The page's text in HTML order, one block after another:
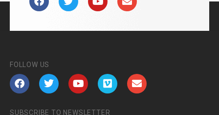
FOLLOW US
SUBSCRIBE TO NEWSLETTER